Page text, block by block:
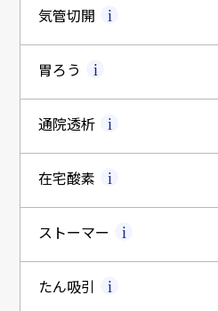
気管切開
胃ろう
通院透析
在宅酸素
ストーマー
たん吸引